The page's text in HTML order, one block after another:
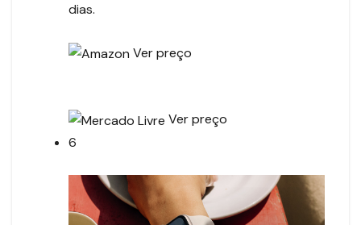
dias.
Ver preço
Ver preço
6